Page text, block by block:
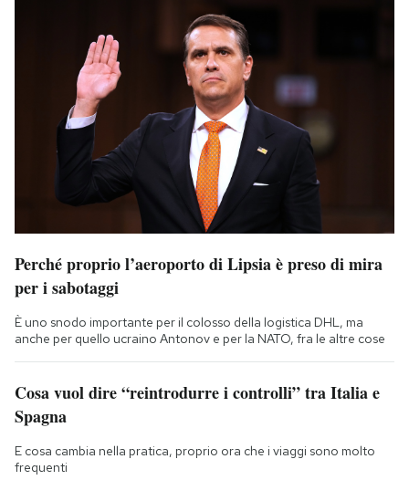
Perché proprio l’aeroporto di Lipsia è preso di mira
per i sabotaggi
È uno snodo importante per il colosso della logistica DHL, ma
anche per quello ucraino Antonov e per la NATO, fra le altre cose
Cosa vuol dire “reintrodurre i controlli” tra Italia e
Spagna
E cosa cambia nella pratica, proprio ora che i viaggi sono molto
frequenti